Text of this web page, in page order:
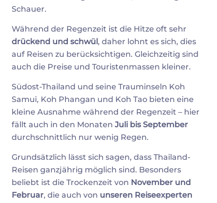
Schauer.
Während der Regenzeit ist die Hitze oft sehr
drückend und schwül, daher lohnt es sich, dies
auf Reisen zu berücksichtigen. Gleichzeitig sind
auch die Preise und Touristenmassen kleiner.
Südost-Thailand und seine Trauminseln Koh
Samui, Koh Phangan und Koh Tao bieten eine
kleine Ausnahme während der Regenzeit – hier
fällt auch in den Monaten Juli bis September
durchschnittlich nur wenig Regen.
Grundsätzlich lässt sich sagen, dass Thailand-
Reisen ganzjährig möglich sind. Besonders
beliebt ist die Trockenzeit von November und
Februar, die auch von unseren Reiseexperten